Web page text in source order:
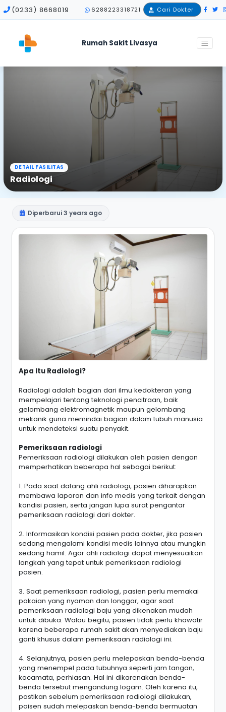
(0233) 8668019 6288223318721 Cari Dokter
Rumah Sakit Livasya
Home Fasilitas Radiologi
DETAIL FASILITAS
Radiologi
Diperbarui 3 years ago
Apa Itu Radiologi?
Radiologi adalah bagian dari ilmu kedokteran yang
mempelajari tentang teknologi pencitraan, baik
gelombang elektromagnetik maupun gelombang
mekanik guna memindai bagian dalam tubuh manusia
untuk mendeteksi suatu penyakit.
Pemeriksaan radiologi
Pemeriksaan radiologi dilakukan oleh pasien dengan
memperhatikan beberapa hal sebagai berikut:
1. Pada saat datang ahli radiologi, pasien diharapkan
membawa laporan dan info medis yang terkait dengan
kondisi pasien, serta jangan lupa surat pengantar
pemeriksaan radiologi dari dokter.
2. Informasikan kondisi pasien pada dokter, jika pasien
sedang mengalami kondisi medis lainnya atau mungkin
sedang hamil. Agar ahli radiologi dapat menyesuaikan
langkah yang tepat untuk pemeriksaan radiologi
pasien.
3. Saat pemeriksaan radiologi, pasien perlu memakai
pakaian yang nyaman dan longgar, agar saat
pemeriksaan radiologi baju yang dikenakan mudah
untuk dibuka. Walau begitu, pasien tidak perlu khawatir
karena beberapa rumah sakit akan menyediakan baju
ganti khusus dalam pemeriksaan radiologi ini.
4. Selanjutnya, pasien perlu melepaskan benda-benda
yang menempel pada tubuhnya seperti jam tangan,
kacamata, perhiasan. Hal ini dikarenakan benda-
benda tersebut mengandung logam. Oleh karena itu,
pastikan sebelum pemeriksaan radiologi dilakukan,
paisen sudah melepaskan benda-benda bermuatan